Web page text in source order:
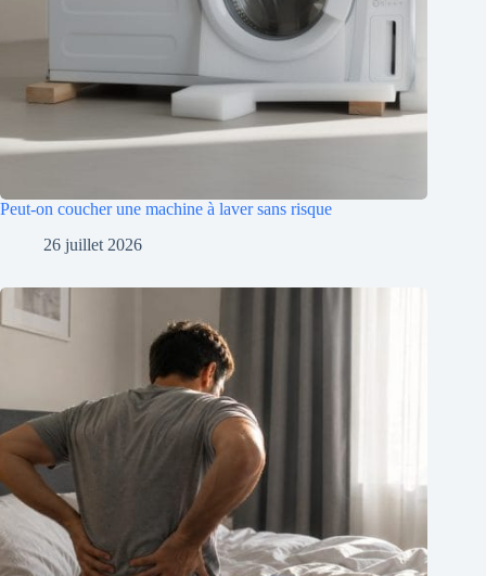
Peut-on coucher une machine à laver sans risque
26 juillet 2026